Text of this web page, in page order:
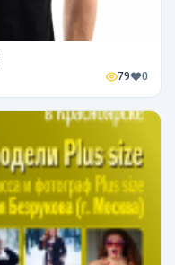
79 0